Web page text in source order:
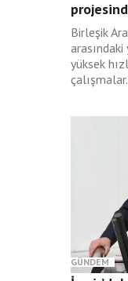
Birleşik
yüksek
GÜNDEM